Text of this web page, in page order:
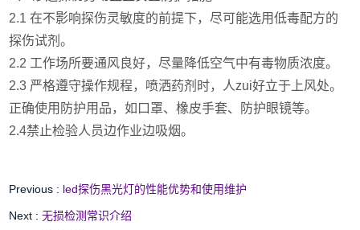
2.1在不影响探伤灵敏度的前提下，尽可能选用低毒配方的
探伤试剂。
2.2 工作场所要通风良好，尽量降低空气中有毒物质浓度。
2.3 严格遵守操作规程，喷洒药剂时，人zui好立于上风处。
正确使用防护用品，如口罩、橡皮手套、防护眼镜等。
2.4禁止检验人员边作业边吸烟。
Previous : led探伤黑光灯的性能优势和使用维护
Next :无损检测常识介绍